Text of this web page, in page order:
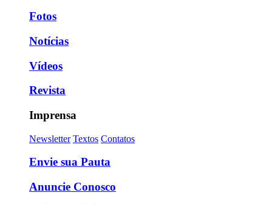
Fotos
Notícias
Vídeos
Revista
Imprensa
Newsletter Textos Contatos
Envie sua Pauta
Anuncie Conosco